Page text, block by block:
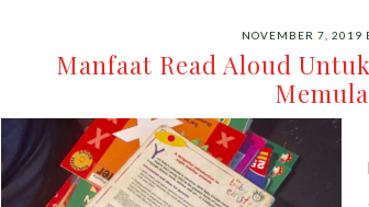
NOVEMBER 7, 2019
Manfaat Read Aloud